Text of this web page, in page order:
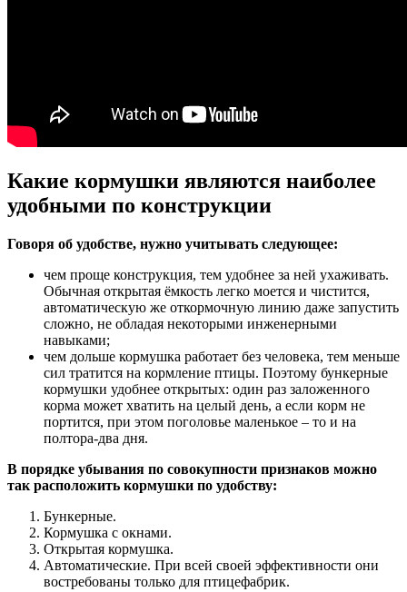
Какие кормушки являются наиболее
удобными по конструкции
Говоря об удобстве, нужно учитывать следующее:
чем проще конструкция, тем удобнее за ней ухаживать.
Обычная открытая ёмкость легко моется и чистится,
автоматическую же откормочную линию даже запустить
сложно, не обладая некоторыми инженерными
навыками;
чем дольше кормушка работает без человека, тем меньше
сил тратится на кормление птицы. Поэтому бункерные
кормушки удобнее открытых: один раз заложенного
корма может хватить на целый день, а если корм не
портится, при этом поголовье маленькое – то и на
полтора-два дня.
В порядке убывания по совокупности признаков можно
так расположить кормушки по удобству:
Бункерные.
Кормушка с окнами.
Открытая кормушка.
Автоматические. При всей своей эффективности они
востребованы только для птицефабрик.